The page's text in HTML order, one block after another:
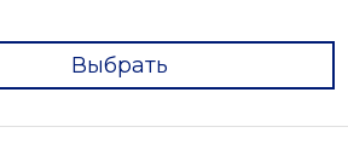
Выбрать